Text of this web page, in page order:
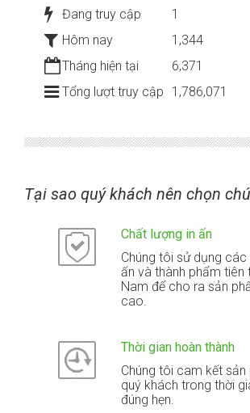
Đang truy cập
1
Hôm nay
1,344
Tháng hiện tại
6,371
Tổng lượt truy cập
1,786,071
Tại sao quý khách nên chọn
Chất lượng in ấn
Chúng tôi sử dụng các
ấn và thành phẩm tiên
Nam để cho ra sản
cao.
Thời gian hoàn thành
Chúng tôi cam kết
quý khách trong thời
đúng hẹn.